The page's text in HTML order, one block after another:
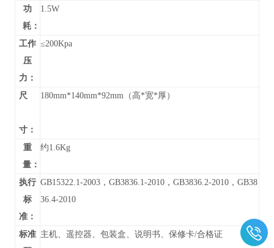
功
耗：
1.5W
工作
压
力：
≤200Kpa
尺
寸：
180mm*140mm*92mm（高*宽*厚）
重
量：
约1.6Kg
执行
标
准：
GB15322.1-2003，GB3836.1-2010，GB3836.2-2010，GB38
36.4-2010
标准 主机、遥控器、包装盒、说明书、保修卡/合格证